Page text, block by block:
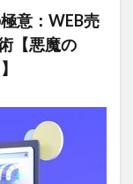
意：WEB売
【悪魔の